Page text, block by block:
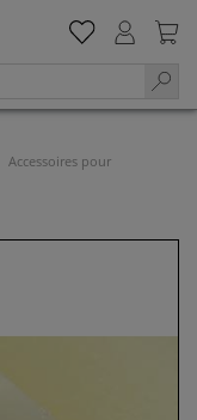
Accessoires pour